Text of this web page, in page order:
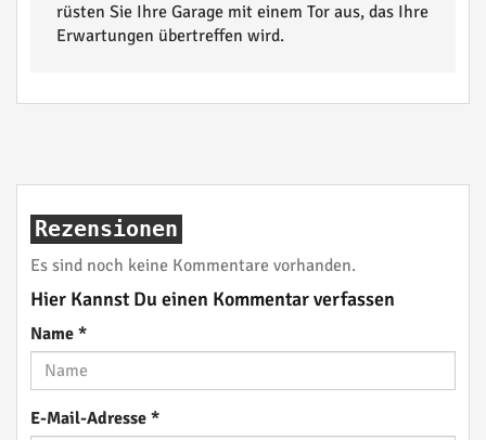
rüsten Sie Ihre Garage mit einem Tor aus, das Ihre
Erwartungen übertreffen wird.
Rezensionen
Es sind noch keine Kommentare vorhanden.
Hier Kannst Du einen Kommentar verfassen
Name *
E-Mail-Adresse *